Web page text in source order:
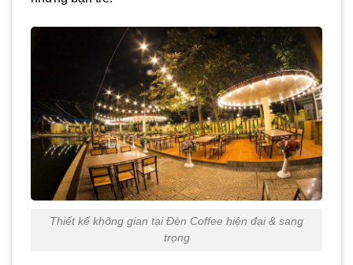
Thiết kế không gian tại Đèn Coffee hiện đại & sang
trọng